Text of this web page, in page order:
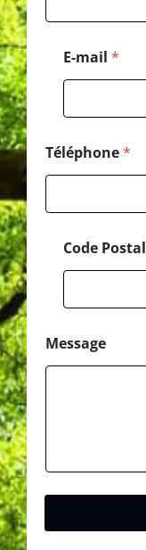
e
s
E-mail *
Téléphone*
Code Postal
Message